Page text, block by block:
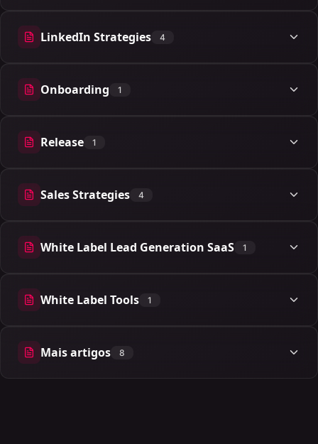
LinkedIn Strategies 4
4 artigos
Onboarding 1
1 artigos
Release 1
1 artigos
Sales Strategies 4
4 artigos
White Label Lead Generation SaaS 1
1 artigos
White Label Tools 1
1 artigos
Mais artigos 8
8 artigos